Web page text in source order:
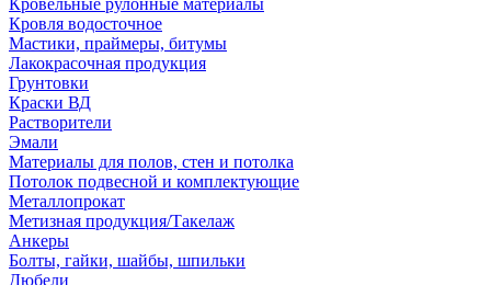
Кровельные рулонные материалы
Кровля водосточное
Мастики, праймеры, битумы
Лакокрасочная продукция
Грунтовки
Краски ВД
Растворители
Эмали
Материалы для полов, стен и потолка
Потолок подвесной и комплектующие
Металлопрокат
Метизная продукция/Такелаж
Анкеры
Болты, гайки, шайбы, шпильки
Дюбели